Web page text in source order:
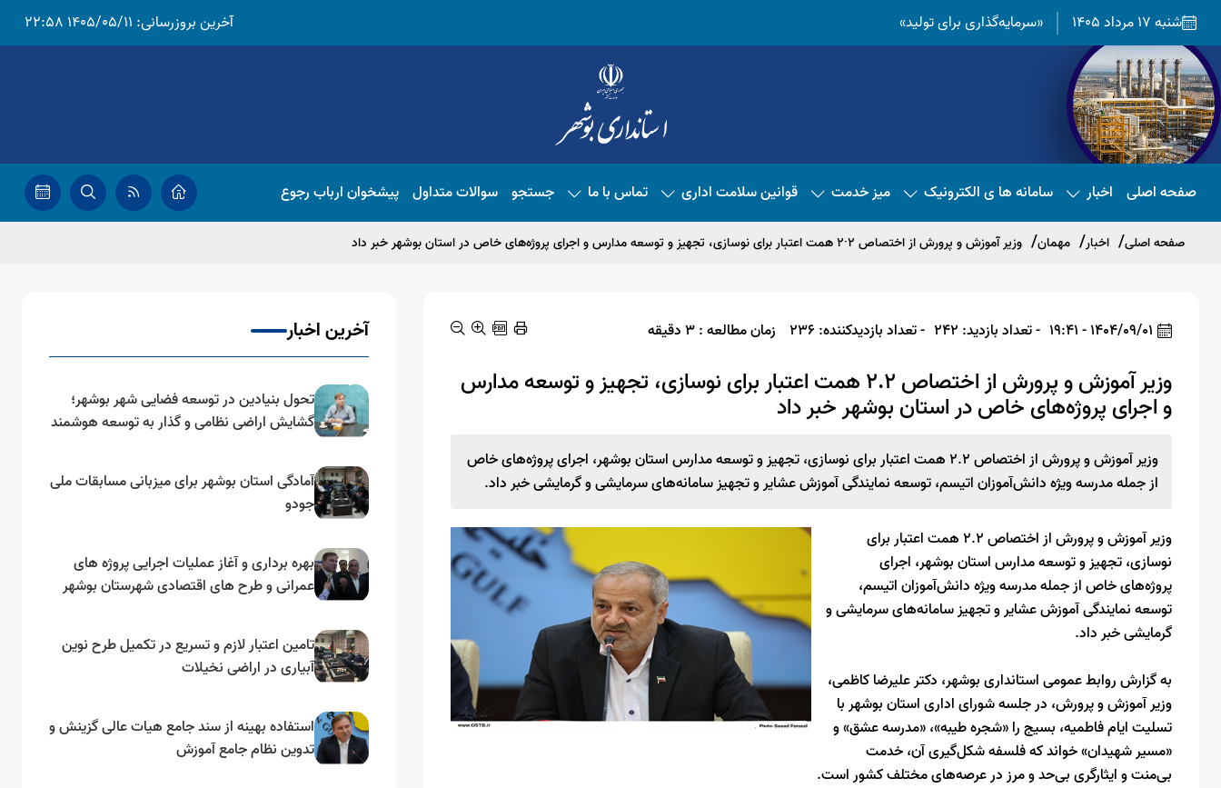
شنبه 17 مرداد 1405 «سرمایه‌گذاری برای تولید» آخرین بروزرسانی: 1405/05/11 22:58
صفحه اصلی اخبار سامانه ها ی الکترونیک میز خدمت قوانین سلامت اداری تماس با ما جستجو سوالات متداول پیشخوان ارباب رجوع
صفحه اصلی اخبار مهمان وزیر آموزش و پرورش از اختصاص 2·2 همت اعتبار برای نوسازی، تجهیز و توسعه مدارس و اجرای پروژه‌های خاص در استان بوشهر خبر داد
1404/09/01 - 19:41 - تعداد بازدید: 242 - تعداد بازدیدکننده: 236 زمان مطالعه : 3 دقیقه
وزیر آموزش و پرورش از اختصاص 2.2 همت اعتبار برای نوسازی، تجهیز و توسعه مدارس
و اجرای پروژه‌های خاص در استان بوشهر خبر داد
وزیر آموزش و پرورش از اختصاص 2.2 همت اعتبار برای نوسازی، تجهیز و توسعه مدارس استان بوشهر، اجرای پروژه‌های خاص
از جمله مدرسه ویژه دانش‌آموزان اتیسم، توسعه نمایندگی آموزش عشایر و تجهیز سامانه‌های سرمایشی و گرمایشی خبر داد.
وزیر آموزش و پرورش از اختصاص 2.2 همت اعتبار برای
نوسازی، تجهیز و توسعه مدارس استان بوشهر، اجرای
پروژه‌های خاص از جمله مدرسه ویژه دانش‌آموزان اتیسم،
توسعه نمایندگی آموزش عشایر و تجهیز سامانه‌های سرمایشی و
گرمایشی خبر داد.
به گزارش روابط عمومی استانداری بوشهر، دکتر علیرضا کاظمی،
وزیر آموزش و پرورش، در جلسه شورای اداری استان بوشهر با
تسلیت ایام فاطمیه، بسیج را «شجره طیبه»، «مدرسه عشق» و
«مسیر شهیدان» خواند که فلسفه شکل‌گیری آن، خدمت
بی‌منت و ایثارگری بی‌حد و مرز در عرصه‌های مختلف کشور است.
آخرین اخبار
تحول بنیادین در توسعه فضایی شهر بوشهر؛
گشایش اراضی نظامی و گذار به توسعه هوشمند
آمادگی استان بوشهر برای میزبانی مسابقات ملی
جودو
بهره برداری و آغاز عملیات اجرایی پروژه های
عمرانی و طرح های اقتصادی شهرستان بوشهر
تامین اعتبار لازم و تسریع در تکمیل طرح نوین
آبیاری در اراضی نخیلات
استفاده بهینه از سند جامع هیات عالی گزینش و‌
تدوین نظام جامع آموزش